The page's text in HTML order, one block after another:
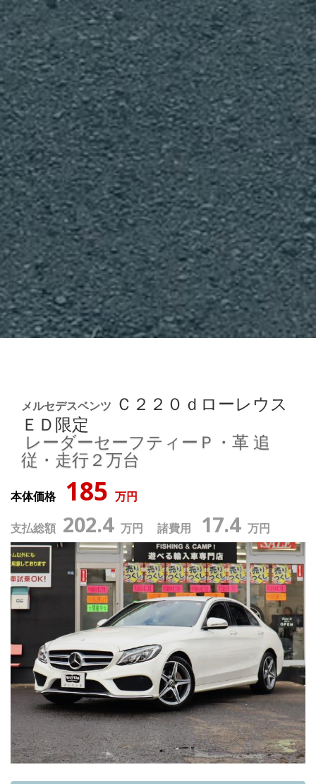
メルセデスベンツ Ｃ２２０ｄローレウス
ＥＤ限定
レーダーセーフティーＰ・革 追
従・走行２万台
本体価格 185 万円
支払総額 202.4 万円 諸費用 17.4 万円